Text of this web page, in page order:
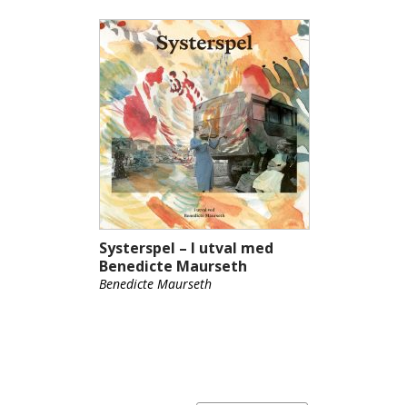
Systerspel – I utval med
Benedicte Maurseth
Benedicte Maurseth